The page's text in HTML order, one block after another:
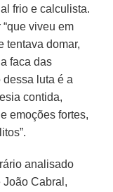
frio e calculista.
viveu em
tentava domar,
faca das
dessa luta é a
contida,
emoções fortes,
analisado
João Cabral,